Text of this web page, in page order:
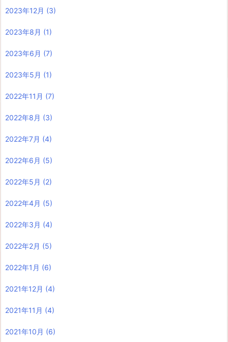
2023年12月 (3)
2023年8月 (1)
2023年6月 (7)
2023年5月 (1)
2022年11月 (7)
2022年8月 (3)
2022年7月 (4)
2022年6月 (5)
2022年5月 (2)
2022年4月 (5)
2022年3月 (4)
2022年2月 (5)
2022年1月 (6)
2021年12月 (4)
2021年11月 (4)
2021年10月 (6)